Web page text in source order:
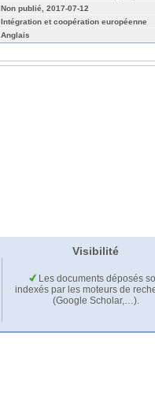
Non publié, 2017-07-12
Intégration et coopération européenne
Anglais
Visibilité
Les documents déposés
indexés par les moteurs de
(Google Scholar,…).